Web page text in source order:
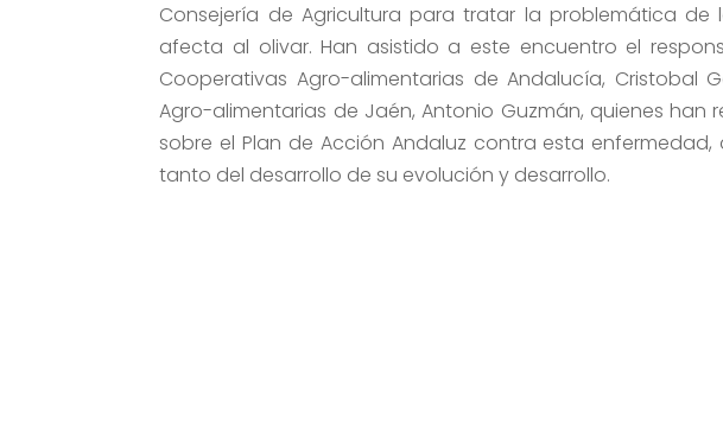
Consejería de Agricultura para tratar la problemática de
afecta al olivar. Han asistido a este encuentro el
Cooperativas Agro-alimentarias de Andalucía, Cristobal
Agro-alimentarias de Jaén, Antonio Guzmán, quienes
sobre el Plan de Acción Andaluz contra esta
tanto del desarrollo de su evolución y desarrollo.